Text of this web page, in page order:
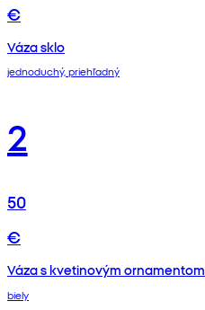
€
Váza sklo
jednoduchý, priehľadný
2
50
€
Váza s kvetinovým ornamentom
biely